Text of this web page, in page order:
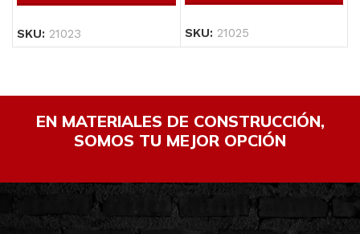
SKU: 21023 SKU: 21025
EN MATERIALES DE CONSTRUCCIÓN,
SOMOS TU MEJOR OPCIÓN